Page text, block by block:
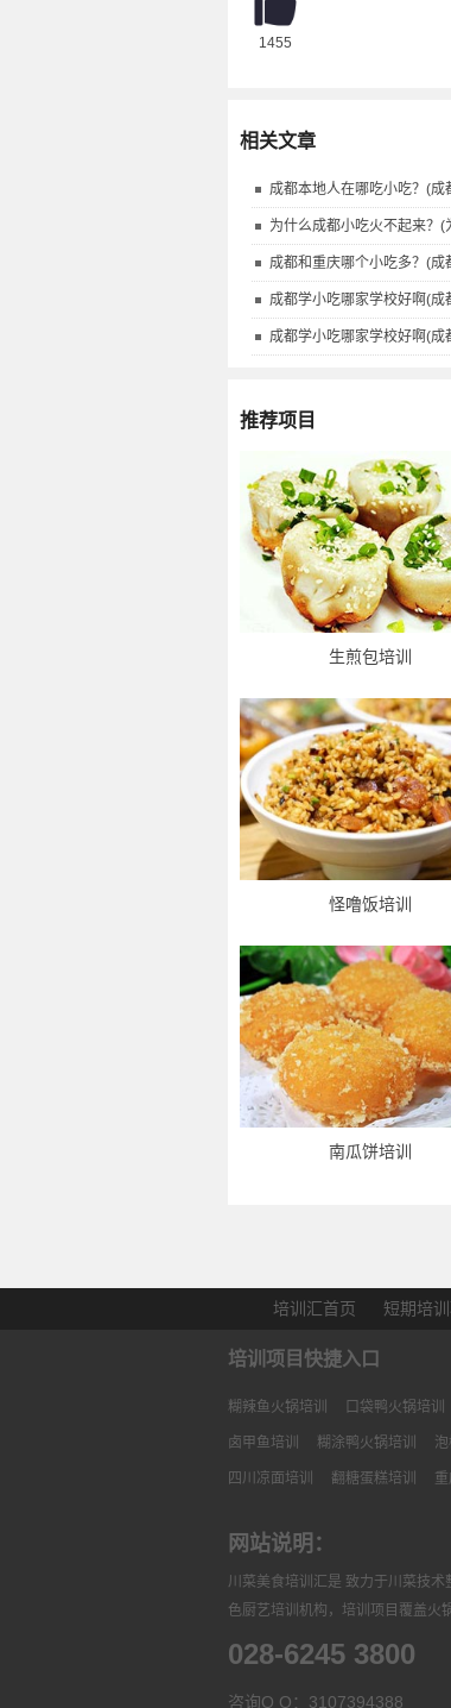
1455
相关文章
成都本地人在哪吃小吃？(成
为什么成都小吃火不起来？(
成都和重庆哪个小吃多？(成
成都学小吃哪家学校好啊(成
成都学小吃哪家学校好啊(成
推荐项目
生煎包培训
怪噜饭培训
南瓜饼培训
培训汇首页 短期培
培训项目快捷入口
糊辣鱼火锅培训 口袋鸭火锅培训
卤甲鱼培训 糊涂鸭火锅培训
四川凉面培训 翻糖蛋糕培训
网站说明：
川菜美食培训汇是 致力于川菜技
色厨艺培训机构，培训项目覆盖火
028-6245 3800
咨询Q Q：3107394388